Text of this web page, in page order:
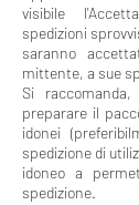
visibile
spedizioni
saranno
mittente, a sue
Si
preparare il
idonei
spedizione di
idoneo a
spedizione.